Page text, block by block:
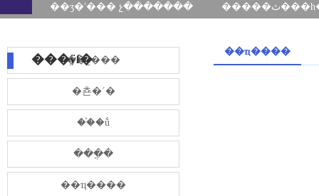
��ʒ�ʹ��� չ�������
���ÿſ���˾���
�쵼�´�
��֯�ṹ
���̷ֲ�
��ҵ����
��ҵ����